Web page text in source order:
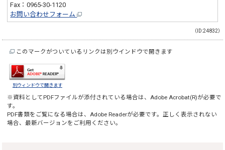
Fax：0965-30-1120
お問い合わせフォーム
（ID:24832）
このマークがついているリンクは別ウインドウで開きます
別ウィンドウで開きます
※資料としてPDFファイルが添付されている場合は、Adobe Acrobat(R)が必要で
す。
PDF書類をご覧になる場合は、Adobe Readerが必要です。正しく表示されない
場合、最新バージョンをご利用ください。